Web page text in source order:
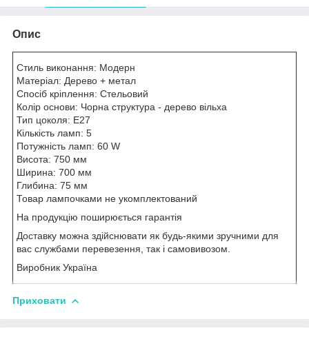
Опис
Стиль виконання: Модерн
Матеріал: Дерево + метал
Спосіб кріплення: Стельовий
Колір основи: Чорна структура - дерево вільха
Тип цоколя: E27
Кількість ламп: 5
Потужність ламп: 60 W
Висота: 750 мм
Ширина: 700 мм
Глибина: 75 мм
Товар лампочками не укомплектований
На продукцію поширюється гарантія
Доставку можна здійснювати як будь-якими зручними для
вас службами перевезення, так і самовивозом.
Виробник Україна
Приховати